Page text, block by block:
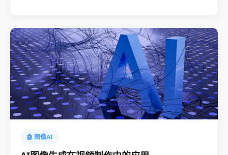
🤖 图像AI